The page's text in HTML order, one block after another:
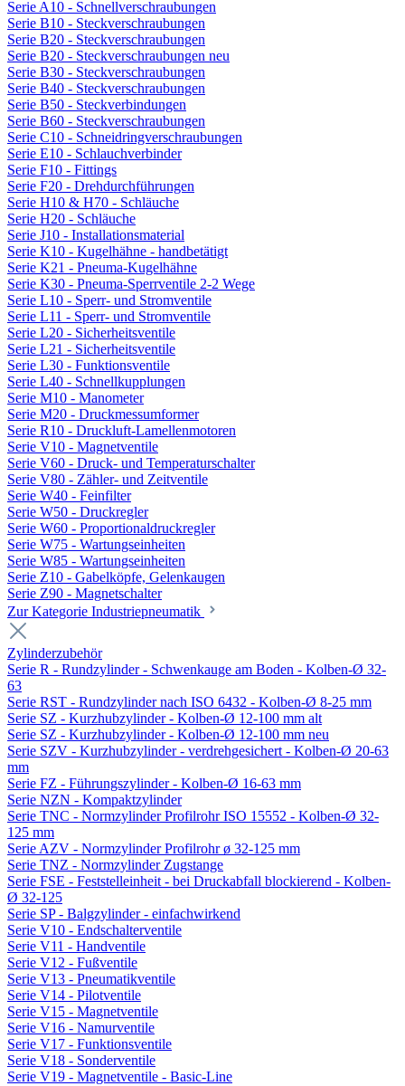
Serie A10 - Schnellverschraubungen
Serie B10 - Steckverschraubungen
Serie B20 - Steckverschraubungen
Serie B20 - Steckverschraubungen neu
Serie B30 - Steckverschraubungen
Serie B40 - Steckverschraubungen
Serie B50 - Steckverbindungen
Serie B60 - Steckverschraubungen
Serie C10 - Schneidringverschraubungen
Serie E10 - Schlauchverbinder
Serie F10 - Fittings
Serie F20 - Drehdurchführungen
Serie H10 & H70 - Schläuche
Serie H20 - Schläuche
Serie J10 - Installationsmaterial
Serie K10 - Kugelhähne - handbetätigt
Serie K21 - Pneuma-Kugelhähne
Serie K30 - Pneuma-Sperrventile 2-2 Wege
Serie L10 - Sperr- und Stromventile
Serie L11 - Sperr- und Stromventile
Serie L20 - Sicherheitsventile
Serie L21 - Sicherheitsventile
Serie L30 - Funktionsventile
Serie L40 - Schnellkupplungen
Serie M10 - Manometer
Serie M20 - Druckmessumformer
Serie R10 - Druckluft-Lamellenmotoren
Serie V10 - Magnetventile
Serie V60 - Druck- und Temperaturschalter
Serie V80 - Zähler- und Zeitventile
Serie W40 - Feinfilter
Serie W50 - Druckregler
Serie W60 - Proportionaldruckregler
Serie W75 - Wartungseinheiten
Serie W85 - Wartungseinheiten
Serie Z10 - Gabelköpfe, Gelenkaugen
Serie Z90 - Magnetschalter
Zur Kategorie Industriepneumatik
Zylinderzubehör
Serie R - Rundzylinder - Schwenkauge am Boden - Kolben-Ø 32-
63
Serie RST - Rundzylinder nach ISO 6432 - Kolben-Ø 8-25 mm
Serie SZ - Kurzhubzylinder - Kolben-Ø 12-100 mm alt
Serie SZ - Kurzhubzylinder - Kolben-Ø 12-100 mm neu
Serie SZV - Kurzhubzylinder - verdrehgesichert - Kolben-Ø 20-63
mm
Serie FZ - Führungszylinder - Kolben-Ø 16-63 mm
Serie NZN - Kompaktzylinder
Serie TNC - Normzylinder Profilrohr ISO 15552 - Kolben-Ø 32-
125 mm
Serie AZV - Normzylinder Profilrohr ø 32-125 mm
Serie TNZ - Normzylinder Zugstange
Serie FSE - Feststelleinheit - bei Druckabfall blockierend - Kolben-
Ø 32-125
Serie SP - Balgzylinder - einfachwirkend
Serie V10 - Endschalterventile
Serie V11 - Handventile
Serie V12 - Fußventile
Serie V13 - Pneumatikventile
Serie V14 - Pilotventile
Serie V15 - Magnetventile
Serie V16 - Namurventile
Serie V17 - Funktionsventile
Serie V18 - Sonderventile
Serie V19 - Magnetventile - Basic-Line